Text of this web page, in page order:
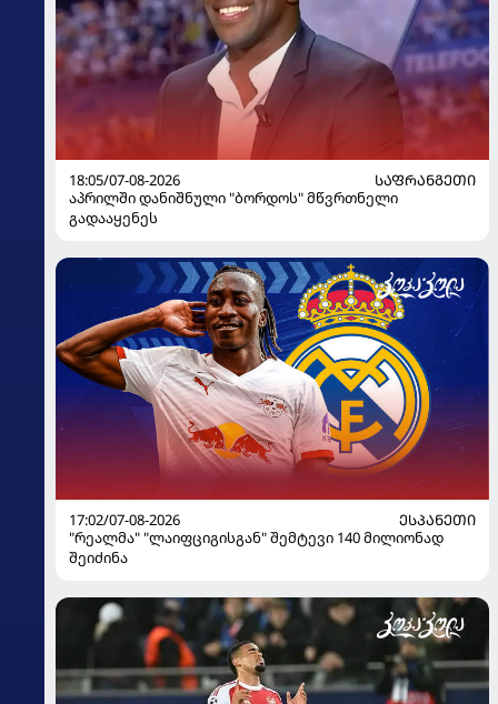
18:05/07-08-2026
ᲡᲐᲤᲠᲐᲜᲒᲔᲗᲘ
აპრილში დანიშნული "ბორდოს" მწვრთნელი
გადააყენეს
17:02/07-08-2026
ᲔᲡᲞᲐᲜᲔᲗᲘ
"რეალმა" "ლაიფციგისგან" შემტევი 140 მილიონად
შეიძინა